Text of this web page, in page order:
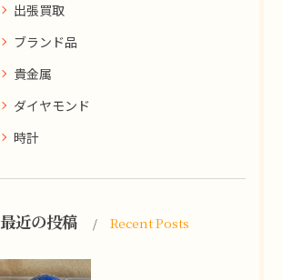
出張買取
ブランド品
貴金属
ダイヤモンド
時計
最近の投稿 Recent Posts